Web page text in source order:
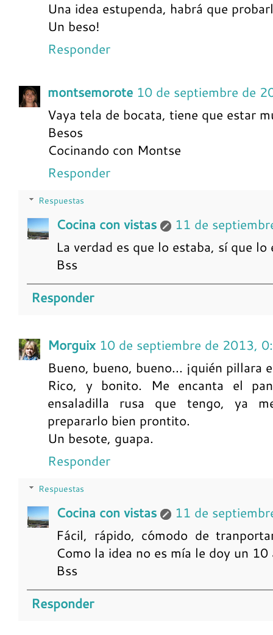
Una idea estupenda, habrá que
Un beso!
Responder
montsemorote 10 de septiembre de
Vaya tela de bocata, tiene que estar
Besos
Cocinando con Montse
Responder
Respuestas
Cocina con vistas
11 de
La verdad es que lo estaba, sí que lo
Bss
Responder
Morguix 10 de septiembre de 2013,
Bueno, bueno, bueno... ¡quién pillara
Rico, y bonito. Me encanta el
ensaladilla rusa que tengo, ya
prepararlo bien prontito.
Un besote, guapa.
Responder
Respuestas
Cocina con vistas
11 de
Fácil, rápido, cómodo de
Como la idea no es mía le doy un
Bss
Responder